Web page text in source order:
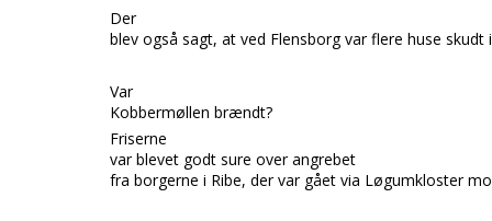
Der
blev også sagt, at ved Flensborgvar flere huse skudt
Var
Kobbermøllen brændt?
Friserne
var blevet godt sure over angrebet
fra borgerne i Ribe, der var gået via Løgumkloster